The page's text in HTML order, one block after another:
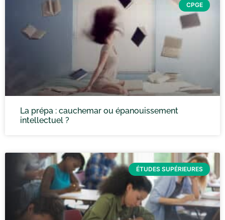
CPGE
La prépa : cauchemar ou épanouissement
intellectuel ?
ÉTUDES SUPÉRIEURES